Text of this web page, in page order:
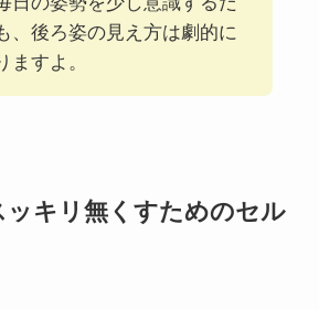
、後ろ姿の見え方は劇的に
ますよ。
ッキリ無くすためのセル